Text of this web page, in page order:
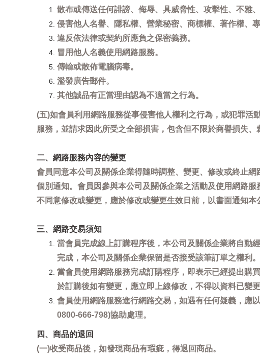
散布或傳送任何誹謗、侮辱、具威脅性、攻擊性、不雅
侵害他人名譽、隱私權、營業秘密、商標權、著作權、
違反依法律或契約所應負之保密義務。
冒用他人名義使用網路服務。
傳輸或散佈電腦病毒。
濫發廣告郵件。
其他誠品有正當理由認為不適當之行為。
(五)如會員利用網路服務從事侵害他人權利之行為，或犯罪
服務，並請求因此所受之全部損害，包含但不限於商譽損失、
二、網路服務內容的變更
會員同意本公司及關係企業得隨時調整、變更、修改或終止
個別通知。會員因參與本公司及關係企業之活動及使用網路
不同意修改或變更，應於修改或變更生效日前，以書面通知
三、網路交易須知
當會員完成線上訂購程序後，本公司及關係企業將自動
完成，本公司及關係企業保留是否接受該筆訂單之權利
當會員使用網路服務完成訂購程序，即表示已經提出購
於訂購後如有變更，應立即上線修改，不得以資料已變
會員使用網路服務進行網路交易，如遇有任何疑義，應
0800-666-798)協助處理。
四、商品的退回
(一)收受商品後，如發現商品有瑕疵，得退回商品。